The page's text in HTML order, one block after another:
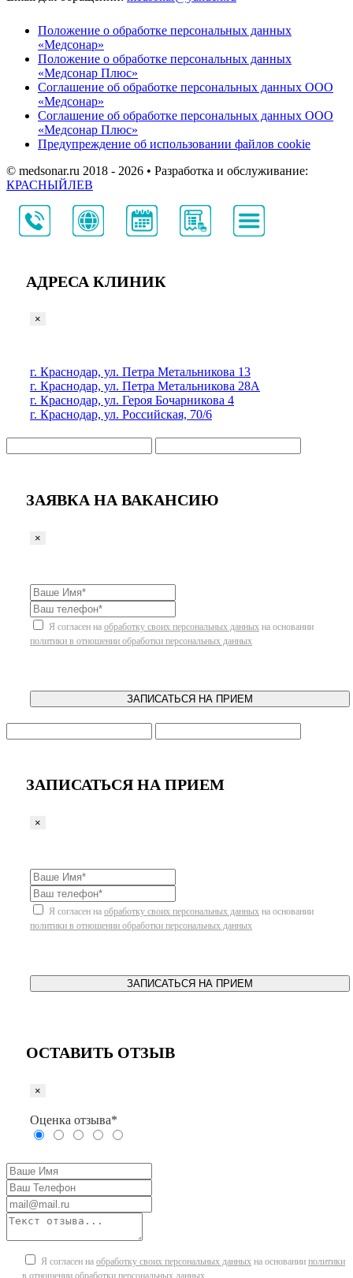
Положение о обработке персональных данных
«Медсонар»
Положение о обработке персональных данных
«Медсонар Плюс»
Соглашение об обработке персональных данных ООО
«Медсонар»
Соглашение об обработке персональных данных ООО
«Медсонар Плюс»
Предупреждение об использовании файлов cookie
© medsonar.ru 2018 - 2026 • Разработка и обслуживание:
КРАСНЫЙЛЕВ
АДРЕСА КЛИНИК
×
г. Краснодар, ул. Петра Метальникова 13
г. Краснодар, ул. Петра Метальникова 28А
г. Краснодар, ул. Героя Бочарникова 4
г. Краснодар, ул. Российская, 70/6
ЗАЯВКА НА ВАКАНСИЮ
×
Я согласен на обработку своих персональных данных на основании
политики в отношении обработки персональных данных
ЗАПИСАТЬСЯ НА ПРИЕМ
ЗАПИСАТЬСЯ НА ПРИЕМ
×
Я согласен на обработку своих персональных данных на основании
политики в отношении обработки персональных данных
ЗАПИСАТЬСЯ НА ПРИЕМ
ОСТАВИТЬ ОТЗЫВ
×
Оценка отзыва*
Я согласен на обработку своих персональных данных на основании политики
в отношении обработки персональных данных